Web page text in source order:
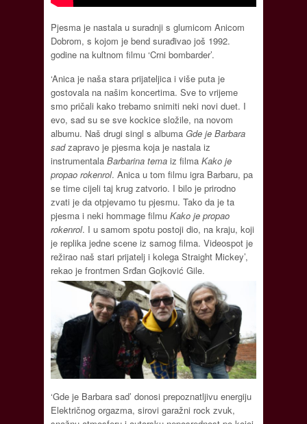
Pjesma je nastala u suradnji s glumicom Anicom
Dobrom, s kojom je bend surađivao još 1992.
godine na kultnom filmu ‘Crni bombarder’.
‘Anica je naša stara prijateljica i više puta je
gostovala na našim koncertima. Sve to vrijeme
smo pričali kako trebamo snimiti neki novi duet. I
evo, sad su se sve kockice složile, na novom
albumu. Naš drugi singl s albuma Gde je Barbara
sadzapravo je pjesma koja je nastala iz
instrumentala Barbarina tema iz filma Kako je
propao rokenrol. Anica u tom filmu igra Barbaru, pa
se time cijeli taj krug zatvorio. I bilo je prirodno
zvati je da otpjevamo tu pjesmu. Tako da je ta
pjesma i neki hommage filmu Kako je propao
rokenrol. I u samom spotu postoji dio, na kraju, koji
je replika jedne scene iz samog filma. Videospot je
režirao naš stari prijatelj i kolega Straight Mickey’,
rekao je frontmen Srđan Gojković Gile.
‘Gde je Barbara sad’ donosi prepoznatljivu energiju
Električnog orgazma, sirovi garažni rock zvuk,